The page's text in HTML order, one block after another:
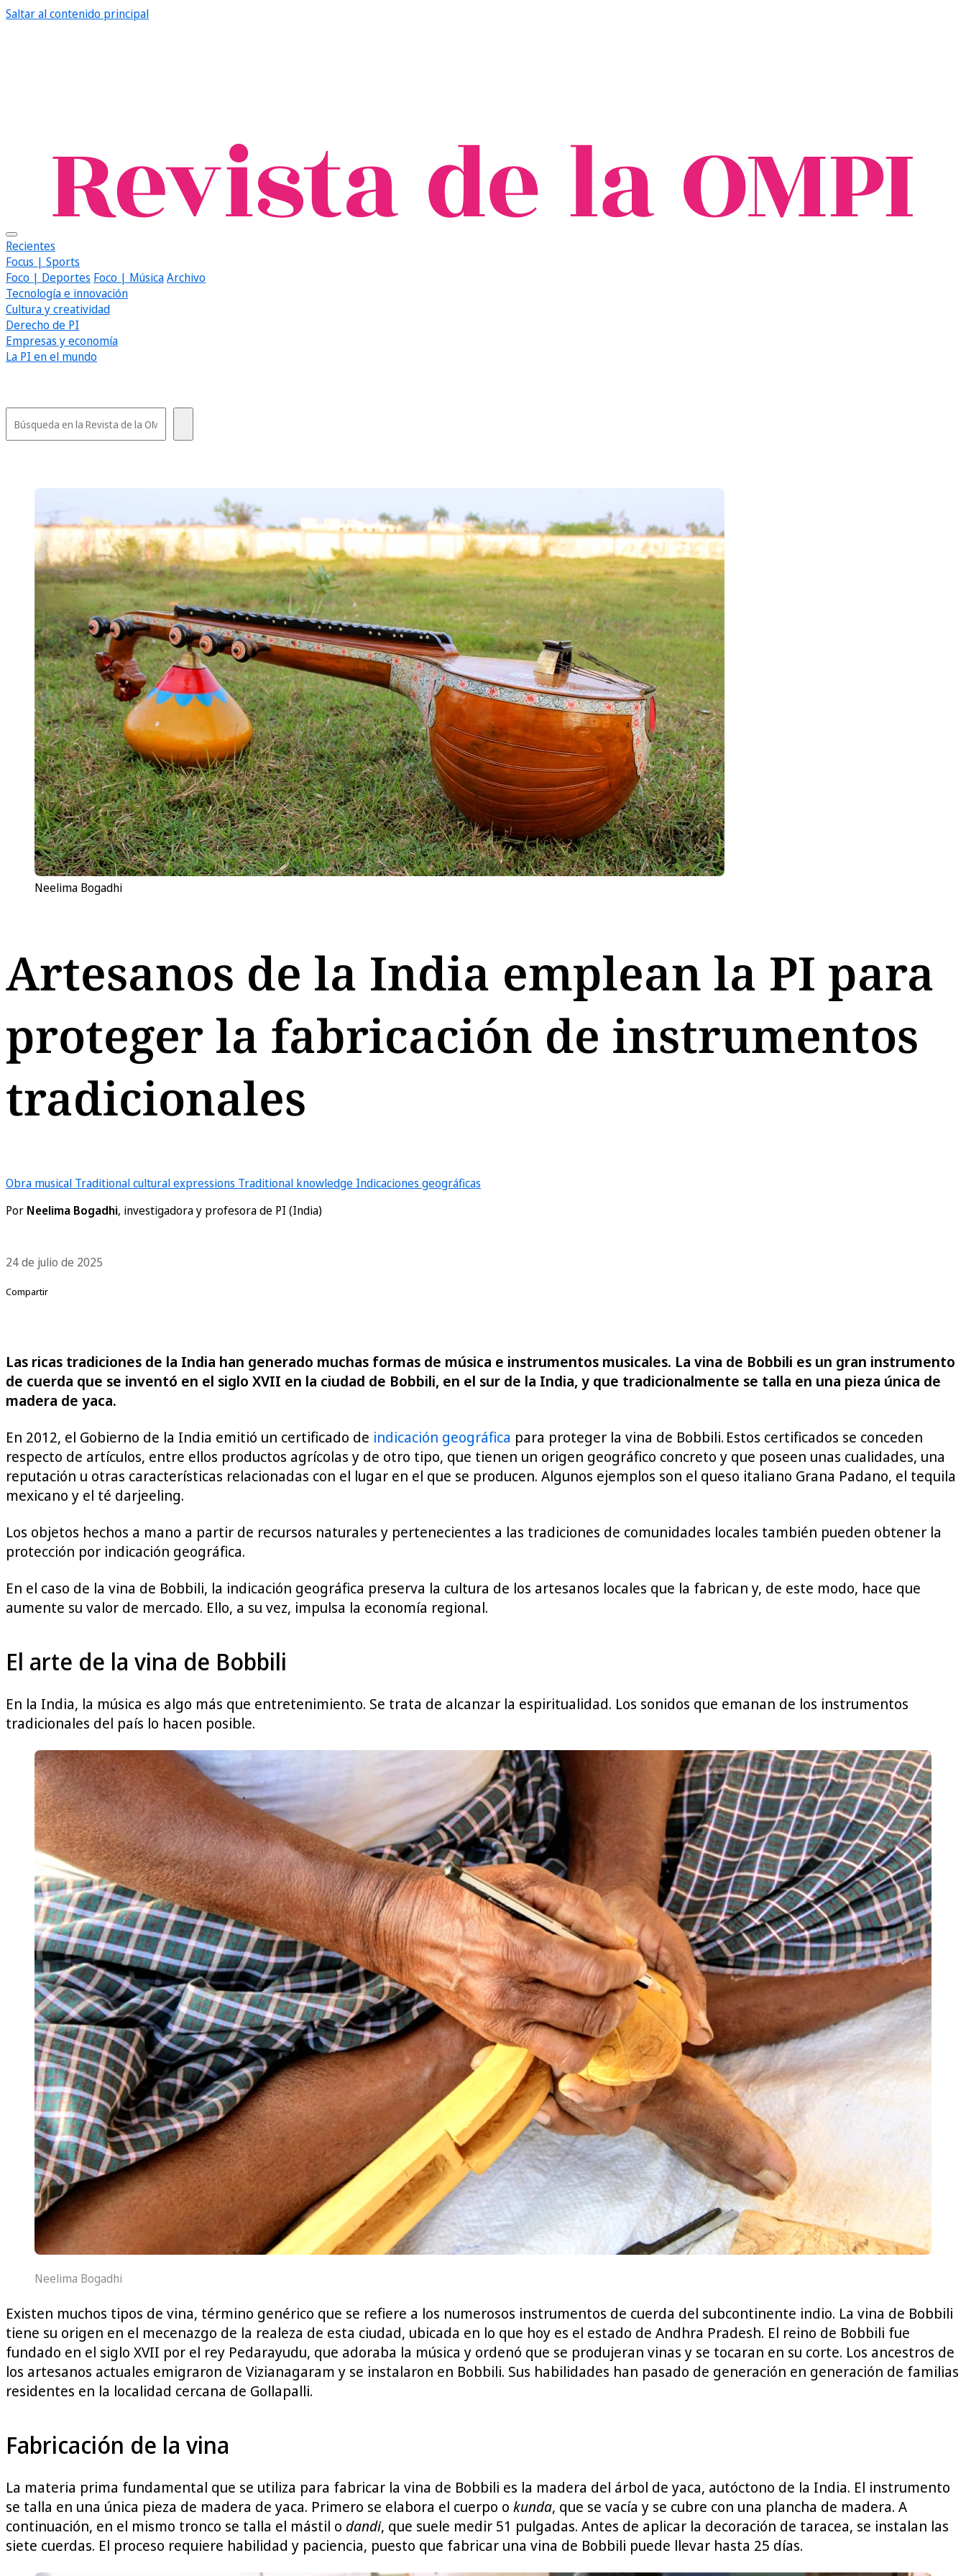
Saltar al contenido principal
Recientes
Focus | Sports
Foco | Deportes Foco | MúsicaArchivo
Tecnología e innovación
Cultura y creatividad
Derecho de PI
Empresas y economía
La PI en el mundo
Neelima Bogadhi
Artesanos de la India emplean la PI para
proteger la fabricación de instrumentos
tradicionales
Obra musical Traditional cultural expressions Traditional knowledge Indicaciones geográficas
Por Neelima Bogadhi, investigadora y profesora de PI (India)
24 de julio de 2025
Compartir
Las ricas tradiciones de la India han generado muchas formas de música e instrumentos musicales. La vina de Bobbili es un gran instrumento
de cuerda que se inventó en el siglo XVII en la ciudad de Bobbili, en el sur de la India, y que tradicionalmente se talla en una pieza única de
madera de yaca.
En 2012, el Gobierno de la India emitió un certificado de indicación geográfica para proteger la vina de Bobbili. Estos certificados se conceden
respecto de artículos, entre ellos productos agrícolas y de otro tipo, que tienen un origen geográfico concreto y que poseen unas cualidades, una
reputación u otras características relacionadas con el lugar en el que se producen. Algunos ejemplos son el queso italiano Grana Padano, el tequila
mexicano y el té darjeeling.
Los objetos hechos a mano a partir de recursos naturales y pertenecientes a las tradiciones de comunidades locales también pueden obtener la
protección por indicación geográfica.
En el caso de la vina de Bobbili, la indicación geográfica preserva la cultura de los artesanos locales que la fabrican y, de este modo, hace que
aumente su valor de mercado. Ello, a su vez, impulsa la economía regional.
El arte de la vina de Bobbili
En la India, la música es algo más que entretenimiento. Se trata de alcanzar la espiritualidad. Los sonidos que emanan de los instrumentos
tradicionales del país lo hacen posible.
Neelima Bogadhi
Existen muchos tipos de vina, término genérico que se refiere a los numerosos instrumentos de cuerda del subcontinente indio. La vina de Bobbili
tiene su origen en el mecenazgo de la realeza de esta ciudad, ubicada en lo que hoy es el estado de Andhra Pradesh. El reino de Bobbili fue
fundado en el siglo XVII por el rey Pedarayudu, que adoraba la música y ordenó que se produjeran vinas y se tocaran en su corte. Los ancestros de
los artesanos actuales emigraron de Vizianagaram y se instalaron en Bobbili. Sus habilidades han pasado de generación en generación de familias
residentes en la localidad cercana de Gollapalli.
Fabricación de la vina
La materia prima fundamental que se utiliza para fabricar la vina de Bobbili es la madera del árbol de yaca, autóctono de la India. El instrumento
se talla en una única pieza de madera de yaca. Primero se elabora el cuerpo o kunda, que se vacía y se cubre con una plancha de madera. A
continuación, en el mismo tronco se talla el mástil o dandi, que suele medir 51 pulgadas. Antes de aplicar la decoración de taracea, se instalan las
siete cuerdas. El proceso requiere habilidad y paciencia, puesto que fabricar una vina de Bobbili puede llevar hasta 25 días.